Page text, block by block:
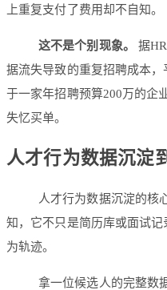
上重复支付了费用却不自知。
这不是个别现象。
据
据流失导致的重复招聘成本
于一家年招聘预算200万的企
失忆买单。
人才行为数据沉淀
人才行为数据沉淀的核
知，它不只是简历库或面试
为轨迹。
拿一位候选人的完整数